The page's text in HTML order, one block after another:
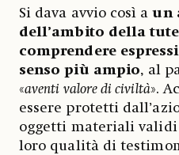
Si dava avvio così aun
dell’ambito della
comprendere
senso più ampio, al
«aventi valore di civiltà».
essere protetti
oggetti materiali
loro qualità di